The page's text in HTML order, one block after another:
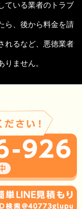
ている業者のトラブ
ら、後から料金を請
れるなど、悪徳業者
ません。